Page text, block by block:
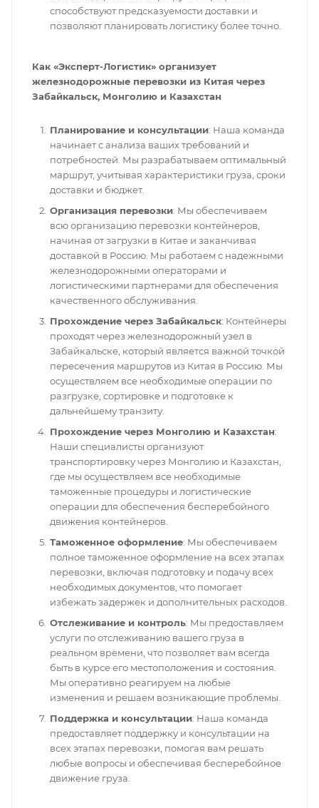
способствуют предсказуемости доставки и
позволяют планировать логистику более точно.
Как «Эксперт-Логистик» организует
железнодорожные перевозки из Китая через
Забайкальск, Монголию и Казахстан
Планирование и консультации: Наша команда
начинает с анализа ваших требований и
потребностей. Мы разрабатываем оптимальный
маршрут, учитывая характеристики груза, сроки
доставки и бюджет.
Организация перевозки: Мы обеспечиваем
всю организацию перевозки контейнеров,
начиная от загрузки в Китае и заканчивая
доставкой в Россию. Мы работаем с надежными
железнодорожными операторами и
логистическими партнерами для обеспечения
качественного обслуживания.
Прохождение через Забайкальск: Контейнеры
проходят через железнодорожный узел в
Забайкальске, который является важной точкой
пересечения маршрутов из Китая в Россию. Мы
осуществляем все необходимые операции по
разгрузке, сортировке и подготовке к
дальнейшему транзиту.
Прохождение через Монголию и Казахстан:
Наши специалисты организуют
транспортировку через Монголию и Казахстан,
где мы осуществляем все необходимые
таможенные процедуры и логистические
операции для обеспечения бесперебойного
движения контейнеров.
Таможенное оформление: Мы обеспечиваем
полное таможенное оформление на всех этапах
перевозки, включая подготовку и подачу всех
необходимых документов, что помогает
избежать задержек и дополнительных расходов.
Отслеживание и контроль: Мы предоставляем
услуги по отслеживанию вашего груза в
реальном времени, что позволяет вам всегда
быть в курсе его местоположения и состояния.
Мы оперативно реагируем на любые
изменения и решаем возникающие проблемы.
Поддержка и консультации: Наша команда
предоставляет поддержку и консультации на
всех этапах перевозки, помогая вам решать
любые вопросы и обеспечивая бесперебойное
движение груза.